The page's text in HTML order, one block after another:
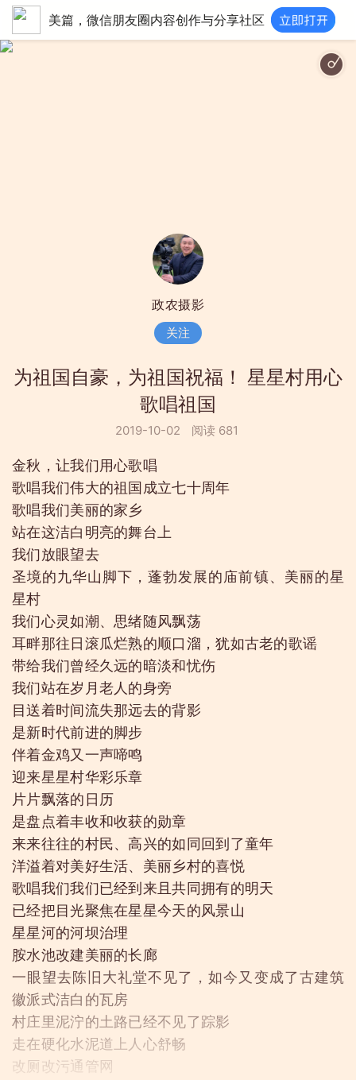
美篇，微信朋友圈内容创作与分享社区
政农摄影
关注
为祖国自豪，为祖国祝福！ 星星村用心
歌唱祖国
2019-10-02 阅读 681
金秋，让我们用心歌唱
歌唱我们伟大的祖国成立七十周年
歌唱我们美丽的家乡
站在这洁白明亮的舞台上
我们放眼望去
圣境的九华山脚下，蓬勃发展的庙前镇、美丽的星
星村
我们心灵如潮、思绪随风飘荡
耳畔那往日滚瓜烂熟的顺口溜，犹如古老的歌谣
带给我们曾经久远的暗淡和忧伤
我们站在岁月老人的身旁
目送着时间流失那远去的背影
是新时代前进的脚步
伴着金鸡又一声啼鸣
迎来星星村华彩乐章
片片飘落的日历
是盘点着丰收和收获的勋章
来来往往的村民、高兴的如同回到了童年
洋溢着对美好生活、美丽乡村的喜悦
歌唱我们我们已经到来且共同拥有的明天
已经把目光聚焦在星星今天的风景山
星星河的河坝治理
胺水池改建美丽的长廊
一眼望去陈旧大礼堂不见了，如今又变成了古建筑
徽派式洁白的瓦房
村庄里泥泞的土路已经不见了踪影
走在硬化水泥道上人心舒畅
改厕改污通管网